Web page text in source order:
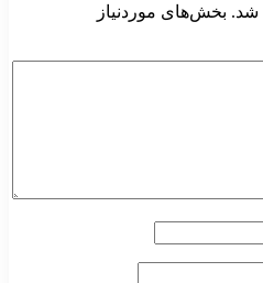
شد. بخش‌های موردنیاز